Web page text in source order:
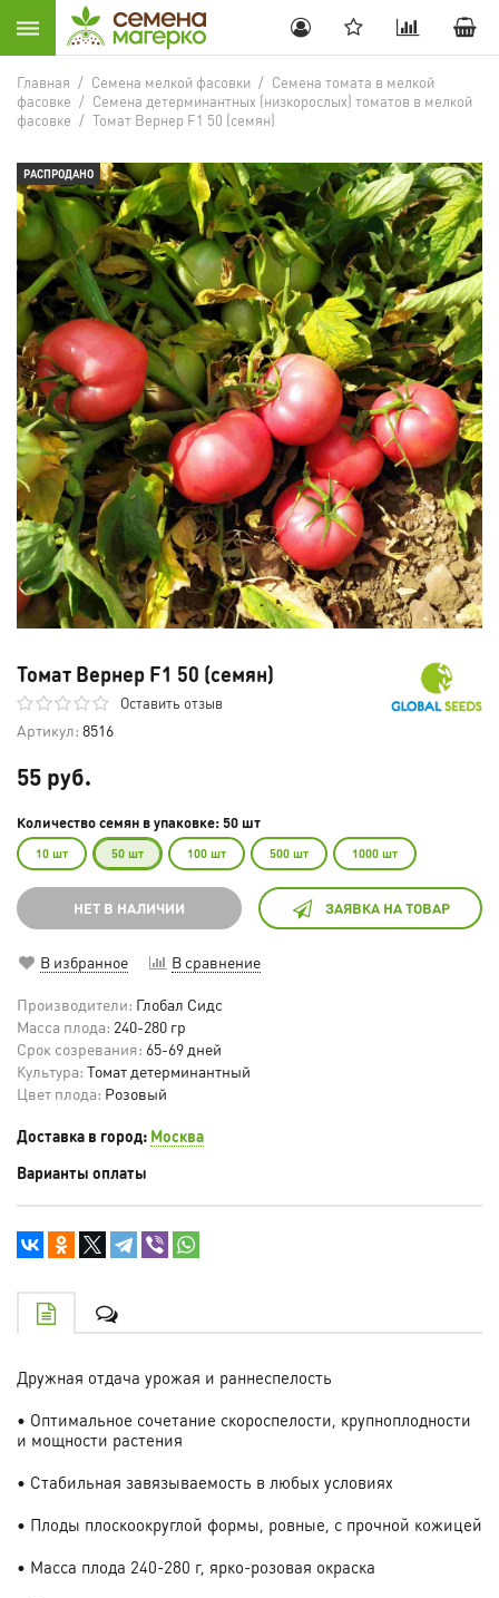
Главная / Семена мелкой фасовки / Семена томата в мелкой
фасовке / Семена детерминантных (низкорослых) томатов в мелкой
фасовке / Томат Вернер F1 50 (семян)
РАСПРОДАНО
Томат Вернер F1 50 (семян)
Оставить отзыв
Артикул: 8516
55 руб.
Количество семян в упаковке: 50 шт
10 шт 50 шт 100 шт 500 шт 1000 шт
НЕТ В НАЛИЧИИ ЗАЯВКА НА ТОВАР
В избранное В сравнение
Производители: Глобал Сидс
Масса плода: 240-280 гр
Срок созревания: 65-69 дней
Культура: Томат детерминантный
Цвет плода: Розовый
Доставка в город: Москва
Варианты оплаты
Дружная отдача урожая и раннеспелость
• Оптимальное сочетание скороспелости, крупноплодности
и мощности растения
• Стабильная завязываемость в любых условиях
• Плоды плоскоокруглой формы, ровные, с прочной кожицей
• Масса плода 240-280 г, ярко-розовая окраска